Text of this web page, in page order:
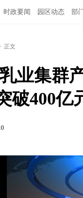
时政要闻 园区动态 部
正文
业集群
破400亿